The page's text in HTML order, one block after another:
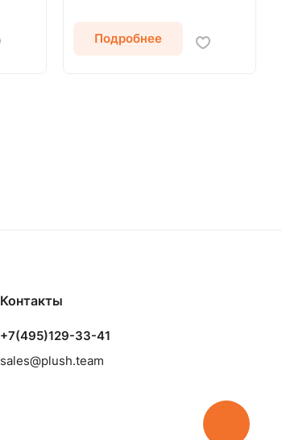
Подробнее
Контакты
+7(495)129-33-41
sales@plush.team